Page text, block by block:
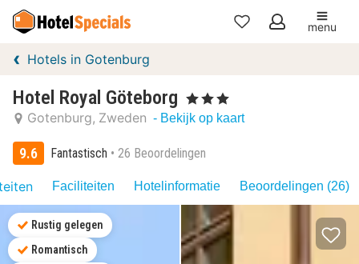
Mijn
menu
Hotels in Gotenburg
Hotel Royal Göteborg , 3 Sterren
Gotenburg Zweden - Bekijk op kaart
9.6 Fantastisch 26 Beoordelingen
Faciliteiten Hotelinformatie Beoordelingen (26)
Rustig gelegen
Romantisch